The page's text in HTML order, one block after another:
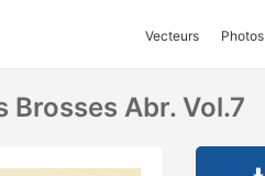
Vecteurs Photos
Brosses Abr. Vol.7